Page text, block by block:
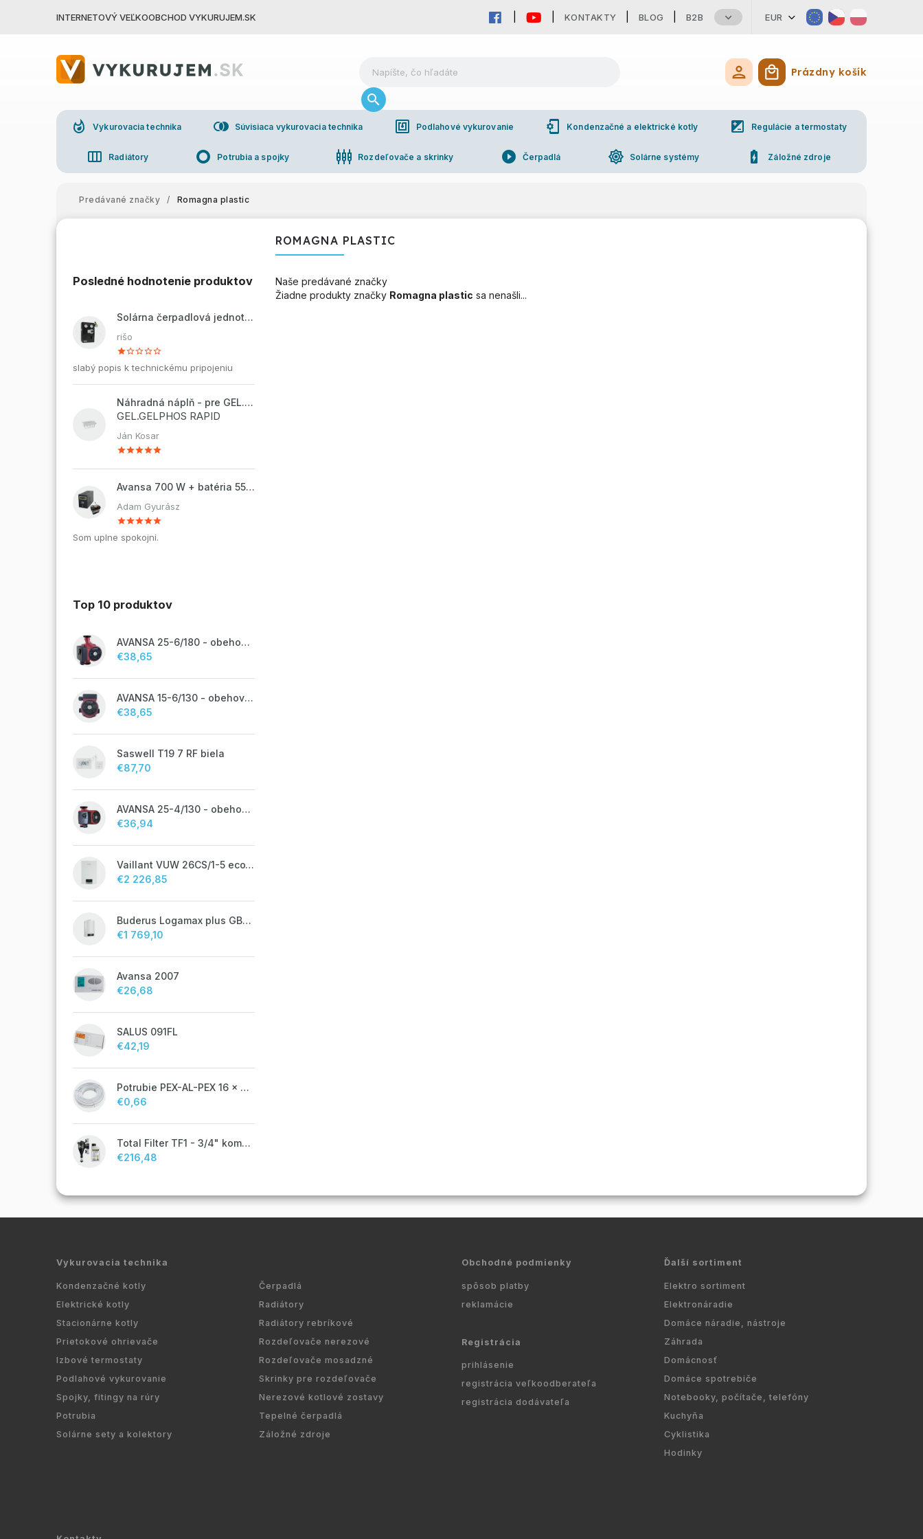
INTERNETOVÝ VEĽKOOBCHOD VYKURUJEM.SK KONTAKTY BLOG B2B EUR
Nákupný košík
Prázdny košík
whatshot Vykurovacia technika join_right Súvisiaca vykurovacia technika nfc Podlahové vykurovanie phonelink_setup Kondenzačné a elektrické kotly iso Regulácie a termostaty
view_week Radiátory trip_origin Potrubia a spojky settings_input_component Rozdeľovače a skrinky play_circle_filled Čerpadlá brightness_high Solárne systémy battery_charging_full Záložné zdroje
Predávané značky
/ Romagna plastic
Posledné hodnotenie produktov
Solárna čerpadlová jednotka ZP2-12 ECO
rišo
slabý popis k technickému pripojeniu
Náhradná náplň - pre GEL.DOSAPHOS 250 - 8x náplň
GEL.GELPHOS RAPID
Ján Kosar
Avansa 700 W + batéria 55Ah
Adam Gyurász
Som uplne spokojni.
Top 10 produktov
AVANSA 25-6/180 - obehové čerpadlo, pripojovací závit 6/4"
€38,65
AVANSA 15-6/130 - obehové čerpadlo, pripojovací závit 1"
€38,65
Saswell T19 7 RF biela
€87,70
AVANSA 25-4/130 - obehové čerpadlo, pripojovací závit 6/4"
€36,94
Vaillant VUW 26CS/1-5 ecoTEC plus IoniDetect - s prietokovým ohrevom TV
€2 226,85
Buderus Logamax plus GB072 - 24K
€1 769,10
Avansa 2007
€26,68
SALUS 091FL
€42,19
Potrubie PEX-AL-PEX 16 x 2 pre vykurovanie, podlahové kúrenie a vodu
€0,66
Total Filter TF1 - 3/4" komplet
€216,48
ROMAGNA PLASTIC
Naše predávané značky
Žiadne produkty značky Romagna plastic sa nenašli...
Vykurovacia technika
Kondenzačné kotly
Elektrické kotly
Stacionárne kotly
Prietokové ohrievače
Izbové termostaty
Podlahové vykurovanie
Spojky, fitingy na rúry
Potrubia
Solárne sety a kolektory
Čerpadlá
Radiátory
Radiátory rebríkové
Rozdeľovače nerezové
Rozdeľovače mosadzné
Skrinky pre rozdeľovače
Nerezové kotlové zostavy
Tepelné čerpadlá
Záložné zdroje
Obchodné podmienky
spôsob platby
reklamácie
Registrácia
prihlásenie
registrácia veľkoodberateľa
registrácia dodávateľa
Ďalší sortiment
Elektro sortiment
Elektronáradie
Domáce náradie, nástroje
Záhrada
Domácnosť
Domáce spotrebiče
Notebooky, počítače, telefóny
Kuchyňa
Cyklistika
Hodinky